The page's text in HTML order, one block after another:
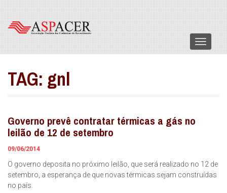
Menu
TAG: gnl
Governo prevê contratar térmicas a gás no
leilão de 12 de setembro
09/06/2014
O governo deposita no próximo leilão, que será realizado no 12 de
setembro, a esperança de que novas térmicas sejam construídas
no país.